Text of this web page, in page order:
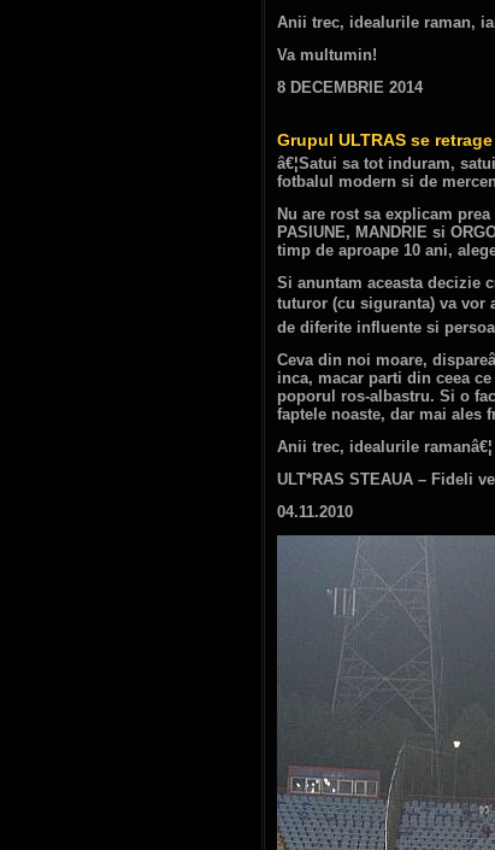
Anii trec, idealurile raman,
Va multumin!
8 DECEMBRIE 2014
Grupul ULTRAS se
â€¦Satui sa tot induram,
fotbalul modern si de
Nu are rost sa explicam
PASIUNE, MANDRIE si
timp de aproape 10 ani,
Si anuntam aceasta decizie
tuturor (cu siguranta) va vor
de diferite influente si
Ceva din noi moare,
inca, macar parti din ceea
poporul ros-albastru. Si o
faptele noaste, dar mai ales
Anii trec, idealurile ramanâ€¦
ULT*RAS STEAUA – Fideli
04.11.2010